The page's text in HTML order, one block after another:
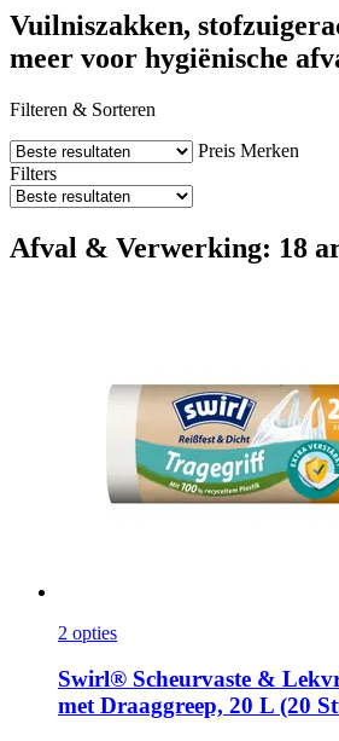
Vuilniszakken,
meer voor hygiënische
Filteren & Sorteren
Preis Merken
Filters
Afval & Verwerking: 18
2 opties
Swirl® Scheurvaste &
met Draaggreep, 20 L (20